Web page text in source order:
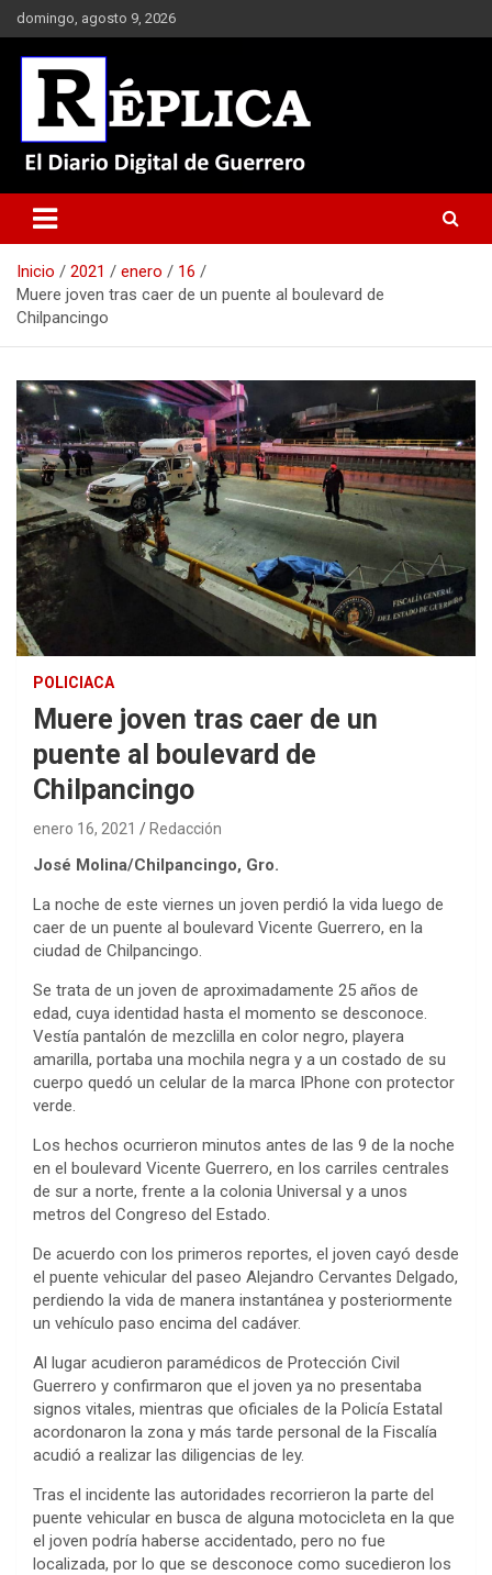
Saltar
al
contenido
domingo, agosto 9, 2026
Réplica
Inicio 2021 enero
16
Muere joven tras caer de un puente al boulevard de
Chilpancingo
POLICIACA
Muere joven tras caer de un
puente al boulevard de
Chilpancingo
enero 16, 2021 Redacción
José Molina/Chilpancingo, Gro.
La noche de este viernes un joven perdió la vida luego de
caer de un puente al boulevard Vicente Guerrero, en la
ciudad de Chilpancingo.
Se trata de un joven de aproximadamente 25 años de
edad, cuya identidad hasta el momento se desconoce.
Vestía pantalón de mezclilla en color negro, playera
amarilla, portaba una mochila negra y a un costado de su
cuerpo quedó un celular de la marca IPhone con protector
verde.
Los hechos ocurrieron minutos antes de las 9 de la noche
en el boulevard Vicente Guerrero, en los carriles centrales
de sur a norte, frente a la colonia Universal y a unos
metros del Congreso del Estado.
De acuerdo con los primeros reportes, el joven cayó desde
el puente vehicular del paseo Alejandro Cervantes Delgado,
perdiendo la vida de manera instantánea y posteriormente
un vehículo paso encima del cadáver.
Al lugar acudieron paramédicos de Protección Civil
Guerrero y confirmaron que el joven ya no presentaba
signos vitales, mientras que oficiales de la Policía Estatal
acordonaron la zona y más tarde personal de la Fiscalía
acudió a realizar las diligencias de ley.
Tras el incidente las autoridades recorrieron la parte del
puente vehicular en busca de alguna motocicleta en la que
el joven podría haberse accidentado, pero no fue
localizada, por lo que se desconoce como sucedieron los